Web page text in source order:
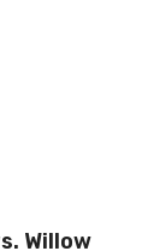
Willow